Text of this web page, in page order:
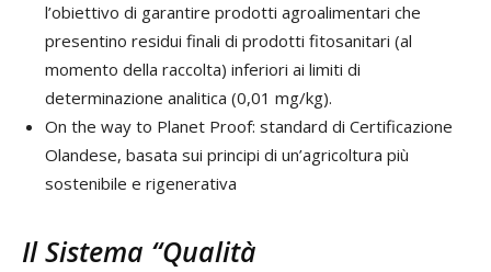
l’obiettivo di garantire prodotti agroalimentari che
presentino residui finali di prodotti fitosanitari (al
momento della raccolta) inferiori ai limiti di
determinazione analitica (0,01 mg/kg).
On the way to Planet Proof: standard di Certificazione
Olandese, basata sui principi di un’agricoltura più
sostenibile e rigenerativa
Il Sistema “Qualità